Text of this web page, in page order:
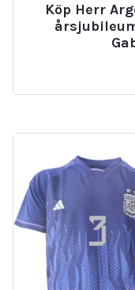
Köp Herr